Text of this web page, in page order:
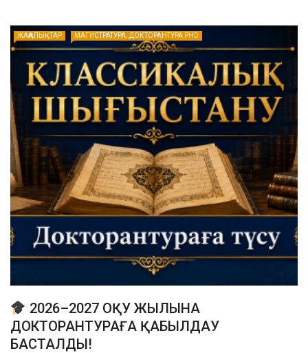
ЖАҢАЛЫҚТАР МАГИСТРАТУРА. ДОКТОРАНТУРА PHD
2026–2027 ОҚУ ЖЫЛЫНА
ДОКТОРАНТУРАҒА ҚАБЫЛДАУ
БАСТАЛДЫ!